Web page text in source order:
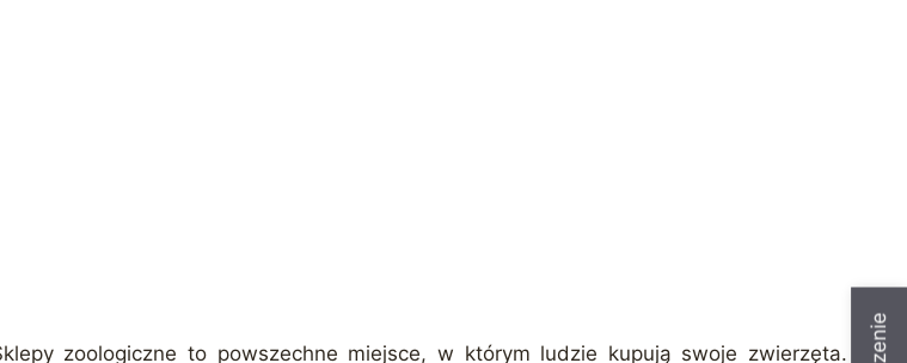
zoologiczne to powszechne miejsce, w którym ludzie kupują swoje zwierzęta.